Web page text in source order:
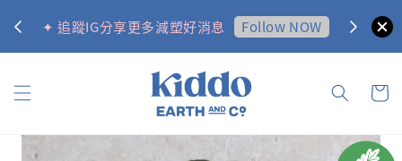
✦ 追蹤IG分享更多減塑好消息 Follow NOW ✦ 訂購